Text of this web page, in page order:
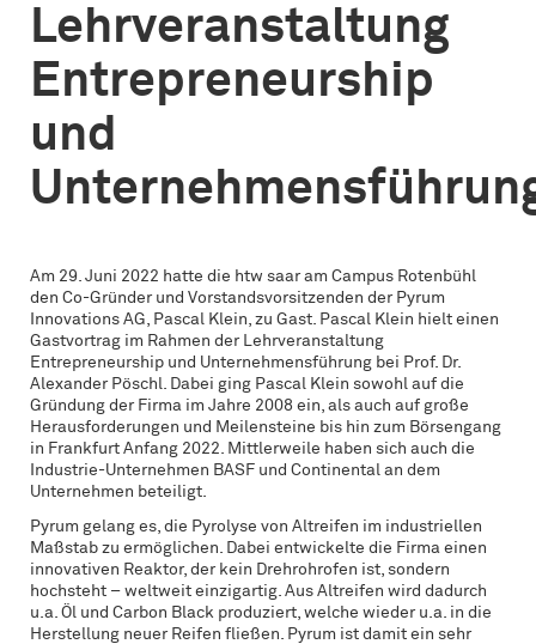
Lehrveranstaltung
Entrepreneurship
und
Am 29. Juni 2022 hatte die htw saar am Campus Rotenbühl
den Co-Gründer und Vorstandsvorsitzenden der Pyrum
Innovations AG, Pascal Klein, zu Gast. Pascal Klein hielt einen
Gastvortrag im Rahmen der Lehrveranstaltung
Entrepreneurship und Unternehmensführung bei Prof. Dr.
Alexander Pöschl. Dabei ging Pascal Klein sowohl auf die
Gründung der Firma im Jahre 2008 ein, als auch auf große
Herausforderungen und Meilensteine bis hin zum Börsengang
in Frankfurt Anfang 2022. Mittlerweile haben sich auch die
Industrie-Unternehmen BASF und Continental an dem
Unternehmen beteiligt.
Pyrum gelang es, die Pyrolyse von Altreifen im industriellen
Maßstab zu ermöglichen. Dabei entwickelte die Firma einen
innovativen Reaktor, der kein Drehrohrofen ist, sondern
hochsteht – weltweit einzigartig. Aus Altreifen wird dadurch
u.a. Öl und Carbon Black produziert, welche wieder u.a. in die
Herstellung neuer Reifen fließen. Pyrum ist damit ein sehr